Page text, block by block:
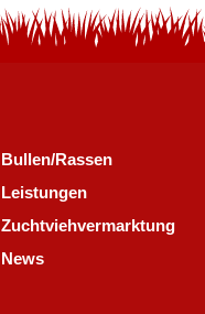
Bullen/Rassen
Leistungen
Zuchtviehvermarktung
News